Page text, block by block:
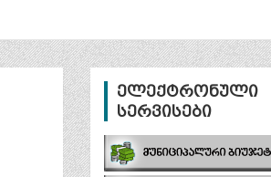
ელექტრონული
სერვისები